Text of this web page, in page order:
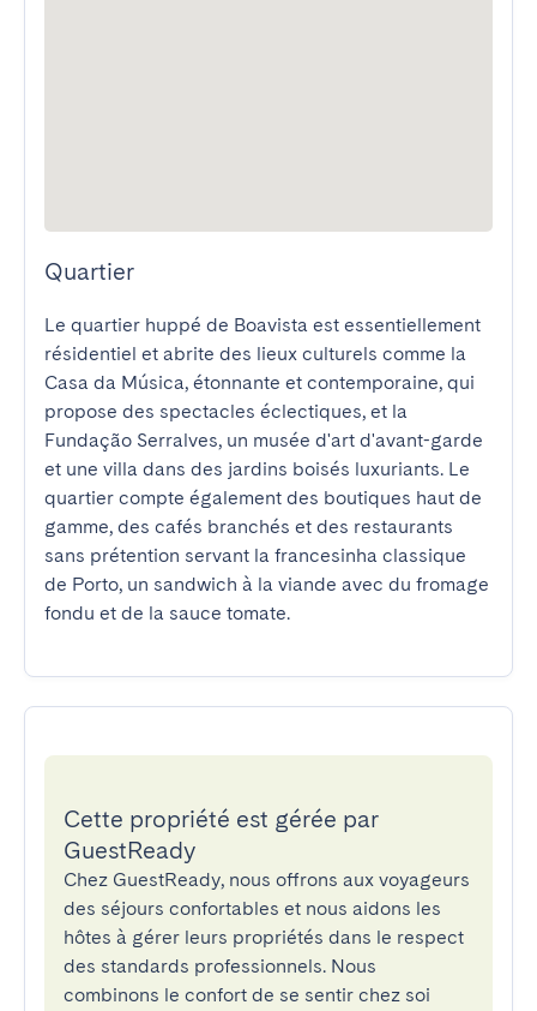
Quartier
Le quartier huppé de Boavista est essentiellement
résidentiel et abrite des lieux culturels comme la
Casa da Música, étonnante et contemporaine, qui
propose des spectacles éclectiques, et la
Fundação Serralves, un musée d'art d'avant-garde
et une villa dans des jardins boisés luxuriants. Le
quartier compte également des boutiques haut de
gamme, des cafés branchés et des restaurants
sans prétention servant la francesinha classique
de Porto, un sandwich à la viande avec du fromage
fondu et de la sauce tomate.
Cette propriété est gérée par
GuestReady
Chez GuestReady, nous offrons aux voyageurs
des séjours confortables et nous aidons les
hôtes à gérer leurs propriétés dans le respect
des standards professionnels. Nous
combinons le confort de se sentir chez soi